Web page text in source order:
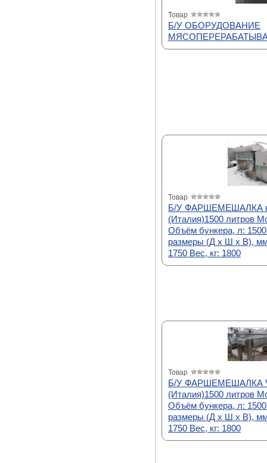
Товар
Б/У ОБОРУДОВАНИЕ
Товар
Б/У ФАРШЕМЕШАЛКА
(Италия)1500 литров
Объём бункера, л:
размеры (Д х Ш х В),
1750 Вес, кг: 1800
Товар
Б/У ФАРШЕМЕШАЛКА
(Италия)1500 литров
Объём бункера, л:
размеры (Д х Ш х В),
1750 Вес, кг: 1800